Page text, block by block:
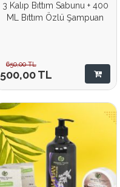
3 Kalıp Bıttım Sabunu + 400
ML Bıttım Özlü Şampuan
650,00TL
500,00TL